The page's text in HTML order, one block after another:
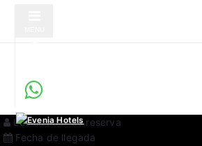
check-in. Es un servicio seguro y
Localizador de reserva
Fecha de llegada